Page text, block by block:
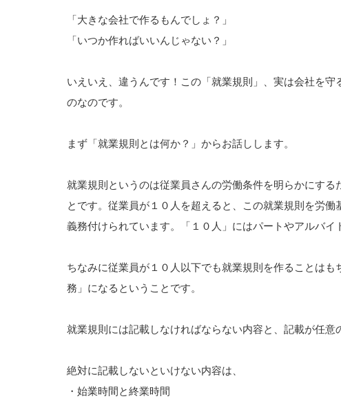
「大きな会社で作るもんでしょ？」
「いつか作ればいいんじゃない？」
いえいえ、違うんです！この「就業規則」、実は会社を守
のなのです。
まず「就業規則とは何か？」からお話しします。
就業規則というのは従業員さんの労働条件を明らかにする
とです。従業員が１０人を超えると、この就業規則を労
義務付けられています。「１０人」にはパートやアルバイ
ちなみに従業員が１０人以下でも就業規則を作ることは
務」になるということです。
就業規則には記載しなければならない内容と、記載が任意
絶対に記載しないといけない内容は、
・始業時間と終業時間